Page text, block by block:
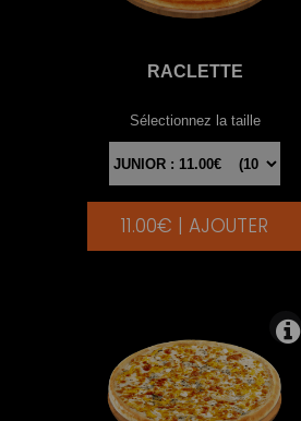
RACLETTE
Sélectionnez la taille
|
11.00€ | AJOUTER